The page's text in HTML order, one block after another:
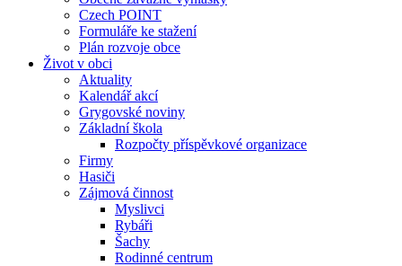
Czech POINT
Formuláře ke stažení
Plán rozvoje obce
Život v obci
Aktuality
Kalendář akcí
Grygovské noviny
Základní škola
Rozpočty příspěvkové organizace
Firmy
Hasiči
Zájmová činnost
Myslivci
Rybáři
Šachy
Rodinné centrum